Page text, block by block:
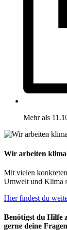
Mehr als
Wir arbeiten
Mit vielen
Umwelt und Klima
Hier findest du
Benötigst du Hilfe
gerne deine